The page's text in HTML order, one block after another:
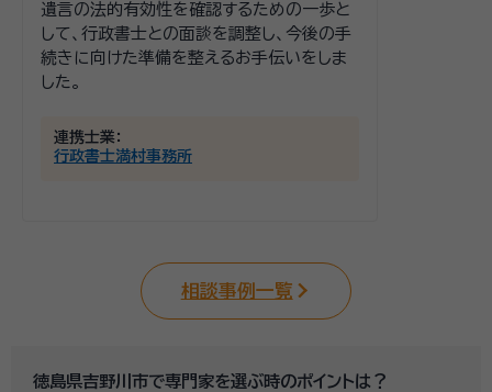
遺言の法的有効性を確認するための一歩と
して、行政書士との面談を調整し、今後の手
続きに向けた準備を整えるお手伝いをしま
した。
連携士業：
行政書士満村事務所
相談事例一覧
徳島県吉野川市で専門家を選ぶ時のポイントは？